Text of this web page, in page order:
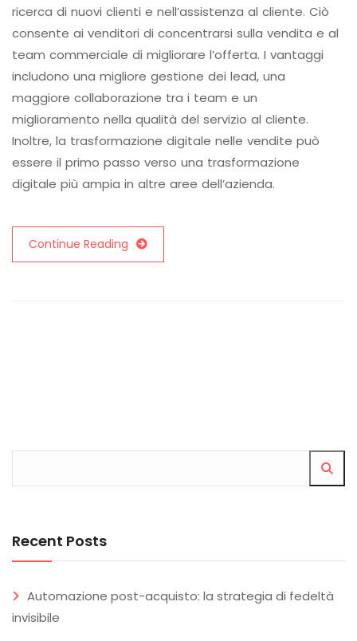
ricerca di nuovi clienti e nell’assistenza al cliente. Ciò
consente ai venditori di concentrarsi sulla vendita e al
team commerciale di migliorare l’offerta. I vantaggi
includono una migliore gestione dei lead, una
maggiore collaborazione tra i team e un
miglioramento nella qualità del servizio al cliente.
Inoltre, la trasformazione digitale nelle vendite può
essere il primo passo verso una trasformazione
digitale più ampia in altre aree dell’azienda.
Continue Reading
Recent Posts
Automazione post-acquisto: la strategia di fedeltà
invisibile